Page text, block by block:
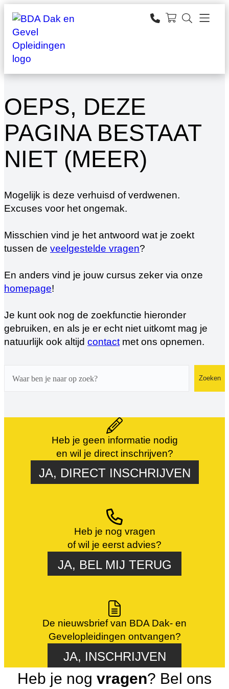
Ga
naar
de
inhoud
OEPS, DEZE
PAGINA BESTAAT
NIET (MEER)
Mogelijk is deze verhuisd of verdwenen.
Excuses voor het ongemak.
Misschien vind je het antwoord wat je zoekt
tussen de veelgestelde vragen?
En anders vind je jouw cursus zeker via onze
homepage!
Je kunt ook nog de zoekfunctie hieronder
gebruiken, en als je er echt niet uitkomt mag je
natuurlijk ook altijd contact met ons opnemen.
Zoeken
Heb je geen informatie nodig
en wil je direct inschrijven?
JA, DIRECT INSCHRIJVEN
Heb je nog vragen
of wil je eerst advies?
JA, BEL MIJ TERUG
De nieuwsbrief van BDA Dak- en
Gevelopleidingen ontvangen?
JA, INSCHRIJVEN
Heb je nog vragen? Bel ons